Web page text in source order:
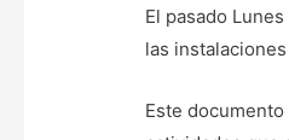
El pasado
las
Este